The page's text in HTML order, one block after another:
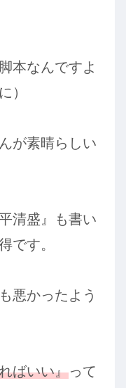
本なんですよ
）
が素晴らしい
清盛』も書い
です。
悪かったよう
ばいい』って